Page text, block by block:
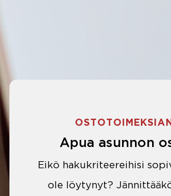
Apua asunnon
Eikö hakukriteereihisi
ole löytynyt?